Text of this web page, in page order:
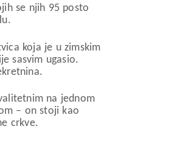
se njih 95 posto
koja je u zimskim
sasvim ugasio.
na jednom
– on stoji kao
crkve.